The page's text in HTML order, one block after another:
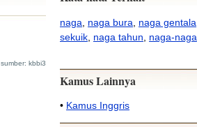
sumber: kbbi3
naga naga bura naga gentala
sekuik naga tahun naga-naga
Kamus Lainnya
• Kamus Inggris